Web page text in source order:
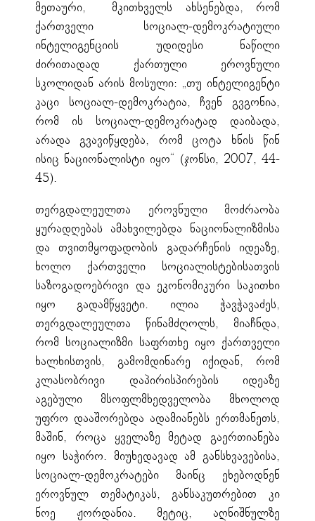
მეთაური, მკითხველს ახსენებდა, რომ
ქართველი სოციალ-დემოკრატიული
ინტელიგენციის უდიდესი ნაწილი
ძირითადად ქართული ეროვნული
სკოლიდან არის მოსული: „თუ ინტელიგენტი
კაცი სოციალ-დემოკრატია, ჩვენ გვგონია,
რომ ის სოციალ-დემოკრატად დაიბადა,
არადა გვავიწყდება, რომ ცოტა ხნის წინ
ისიც ნაციონალისტი იყო“ (ჯონსი, 2007, 44-
45).
თერგდალეულთა ეროვნული მოძრაობა
ყურადღებას ამახვილებდა ნაციონალიზმისა
და თვითმყოფადობის გადარჩენის იდეაზე,
ხოლო ქართველი სოციალისტებისათვის
საზოგადოებრივი და ეკონომიკური საკითხი
იყო გადამწყვეტი. ილია ჭავჭავაძეს,
თერგდალეულთა წინამძღოლს, მიაჩნდა,
რომ სოციალიზმი საფრთხე იყო ქართველი
ხალხისთვის, გამომდინარე იქიდან, რომ
კლასობრივი დაპირისპირების იდეაზე
აგებული მსოფლმხედველობა მხოლოდ
უფრო დააშორებდა ადამიანებს ერთმანეთს,
მაშინ, როცა ყველაზე მეტად გაერთიანება
იყო საჭირო. მიუხედავად ამ განსხვავებისა,
სოციალ-დემოკრატები მაინც ეხებოდნენ
ეროვნულ თემატიკას, განსაკუთრებით კი
ნოე ჟორდანია. მეტიც, აღნიშნულზე